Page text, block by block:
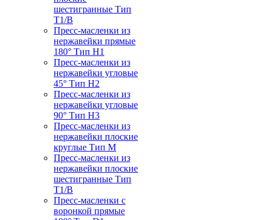
шестигранные Тип
T1/B
Пресс-масленки из
нержавейки прямые
180° Тип H1
Пресс-масленки из
нержавейки угловые
45° Тип H2
Пресс-масленки из
нержавейки угловые
90° Тип H3
Пресс-масленки из
нержавейки плоские
круглые Тип M
Пресс-масленки из
нержавейки плоские
шестигранные Тип
T1/B
Пресс-масленки с
воронкой прямые